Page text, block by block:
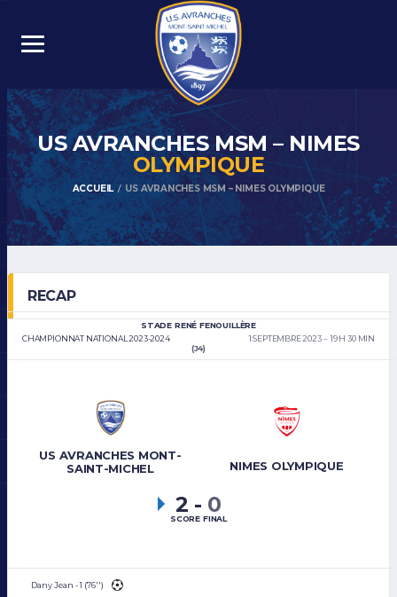
US AVRANCHES MSM – NIMES
OLYMPIQUE
ACCUEIL US AVRANCHES MSM – NIMES OLYMPIQUE
RECAP
CHAMPIONNAT NATIONAL 2023-2024
STADE RENÉ FENOUILLÈRE
1 SEPTEMBRE 2023
19 H 30 MIN
(J4)
US AVRANCHES MONT-
SAINT-MICHEL
NIMES OLYMPIQUE
2 - 0
SCORE FINAL
Dany Jean - 1 (76'')